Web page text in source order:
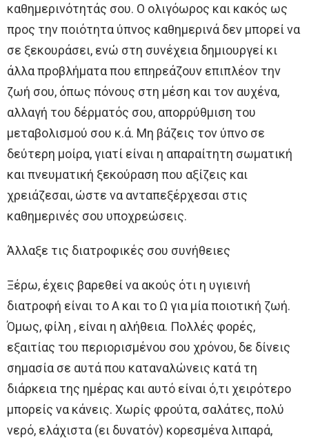
καθημερινότητάς σου. Ο ολιγόωρος και κακός ως
προς την ποιότητα ύπνος καθημερινά δεν μπορεί να
σε ξεκουράσει, ενώ στη συνέχεια δημιουργεί κι
άλλα προβλήματα που επηρεάζουν επιπλέον την
ζωή σου, όπως πόνους στη μέση και τον αυχένα,
αλλαγή του δέρματός σου, απορρύθμιση του
μεταβολισμού σου κ.ά. Μη βάζεις τον ύπνο σε
δεύτερη μοίρα, γιατί είναι η απαραίτητη σωματική
και πνευματική ξεκούραση που αξίζεις και
χρειάζεσαι, ώστε να ανταπεξέρχεσαι στις
καθημερινές σου υποχρεώσεις.
Άλλαξε τις διατροφικές σου συνήθειες
Ξέρω, έχεις βαρεθεί να ακούς ότι η υγιεινή
διατροφή είναι το Α και το Ω για μία ποιοτική ζωή.
Όμως, φίλη , είναι η αλήθεια. Πολλές φορές,
εξαιτίας του περιορισμένου σου χρόνου, δε δίνεις
σημασία σε αυτά που καταναλώνεις κατά τη
διάρκεια της ημέρας και αυτό είναι ό,τι χειρότερο
μπορείς να κάνεις. Χωρίς φρούτα, σαλάτες, πολύ
νερό, ελάχιστα (ει δυνατόν) κορεσμένα λιπαρά,